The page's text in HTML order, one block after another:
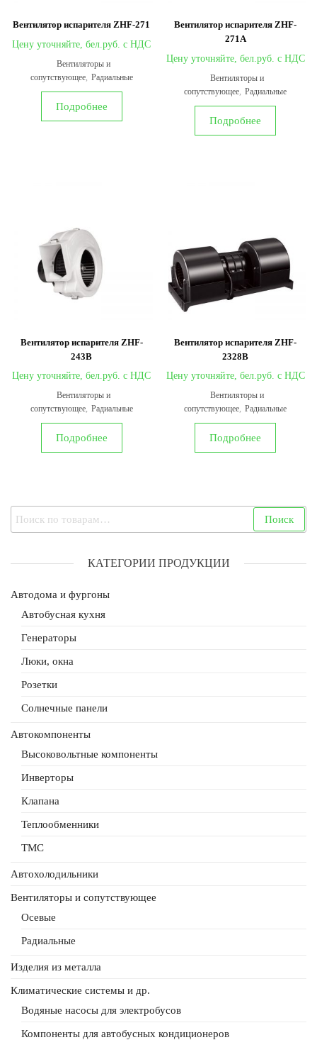
Вентилятор испарителя ZHF-271
Цену уточняйте,
Вентиляторы и
сопутствующее, Радиальные
Подробнее
Вентилятор испарителя ZHF-
271A
Цену уточняйте,
Вентиляторы и
сопутствующее, Радиальные
Подробнее
Вентилятор испарителя ZHF-
243B
Цену уточняйте,
Вентиляторы и
сопутствующее, Радиальные
Подробнее
Вентилятор испарителя ZHF-
2328B
Цену уточняйте,
Вентиляторы и
сопутствующее, Радиальные
Подробнее
Искать: Поиск
КАТЕГОРИИ ПРОДУКЦИИ
Автодома и фургоны
Автобусная кухня
Генераторы
Люки, окна
Розетки
Солнечные панели
Автокомпоненты
Высоковольтные компоненты
Инверторы
Клапана
Теплообменники
ТМС
Автохолодильники
Вентиляторы и сопутствующее
Осевые
Радиальные
Изделия из металла
Климатические системы и др.
Водяные насосы для электробусов
Компоненты для автобусных кондиционеров